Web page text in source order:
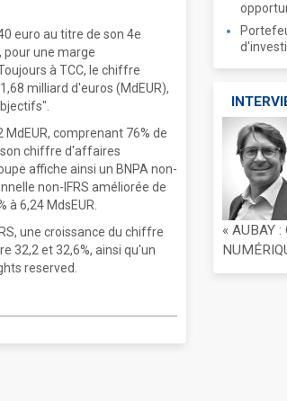
euro au titre de son 4e
pour une marge
à TCC, le chiffre
milliard d'euros (MdEUR),
comprenant 76% de
son chiffre d'affaires
affiche ainsi un BNPA non-
non-IFRS améliorée de
6,24 MdsEUR.
une croissance du chiffre
32,2 et 32,6%, ainsi qu'un
reserved.
« AUBAY